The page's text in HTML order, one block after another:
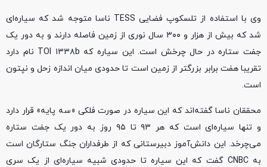
وی با استفاده از تلسکوپ فضایی TESS ناسا متوجه شد که سیاره‌ای
شد که بیش از هزار و ۳۰۰ سال نوری از زمین فاصله دارند و به دور یک
جفت ستاره در حال چرخش است. این سیاره که TOI ۱۳۳۸b نام دارد
تقریبا هفت برابر بزرگتر از زمین است تا حدودی میان اندازه زحل و نپتون
است.
محققان ناسا گفته‌اند که این سیاره در صورت فلکی «سه پایه» قرار دارد
و تنها سیاره‌ای است که هر ۹۳ تا ۹۵ روز به دور یک جفت ستاره
می‌چرخد. این دانش‌آموز دبیرستانی که از طرفداران جنگ ستارگان است
به CNBC گفت که این سیاره تا حدودی شبیه سیاره‌ای از یک سری